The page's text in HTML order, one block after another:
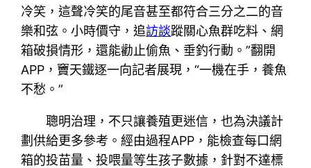
冷笑，這聲冷笑的尾音甚至都符合三分之二的音
樂和弦。小時價守，追訪談蹤關心魚群吃料、網
箱破損情形，還能勸止偷魚、垂釣行動。”翻開
APP，竇天鐵逐一向記者展現，“一機在手，養魚
不愁。”
聰明治理，不只讓養殖更迷信，也為決議計
劃供給更多參考。經由過程APP，能檢查每口網
箱的投苗量、投喂量等生孩子數據，針對不達標